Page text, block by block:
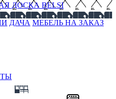
ДОСКА BELSI
ДАЧА МЕБЕЛЬ НА ЗАКАЗ